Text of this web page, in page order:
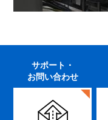
サポート・
お問い合わせ